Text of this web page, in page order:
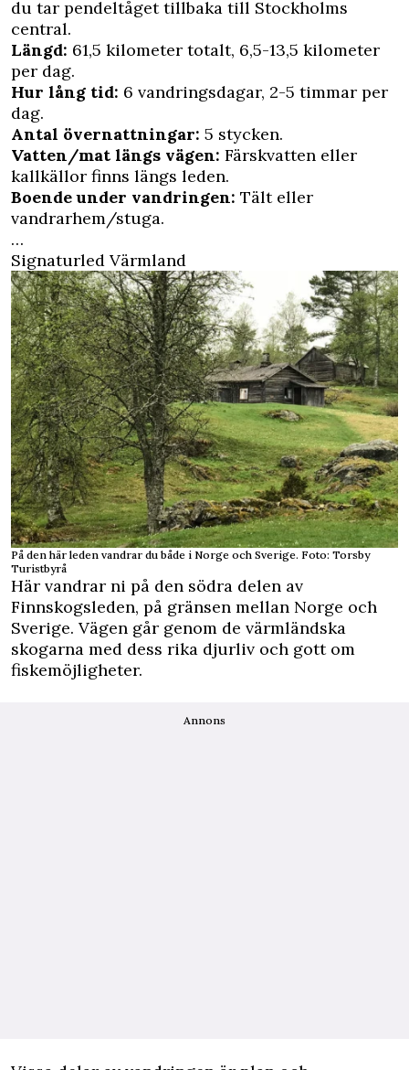
du tar pendeltåget tillbaka till Stockholms
central.
Längd: 61,5 kilometer totalt, 6,5-13,5 kilometer
per dag.
Hur lång tid: 6 vandringsdagar, 2-5 timmar per
dag.
Antal övernattningar: 5 stycken.
Vatten/mat längs vägen: Färskvatten eller
kallkällor finns längs leden.
Boende under vandringen: Tält eller
vandrarhem/stuga.
…
Signaturled Värmland
På den här leden vandrar du både i Norge och Sverige. Foto: Torsby
Turistbyrå
Här vandrar ni på den södra delen av
Finnskogsleden, på gränsen mellan Norge och
Sverige. Vägen går genom de värmländska
skogarna med dess rika djurliv och gott om
fiskemöjligheter.
Annons